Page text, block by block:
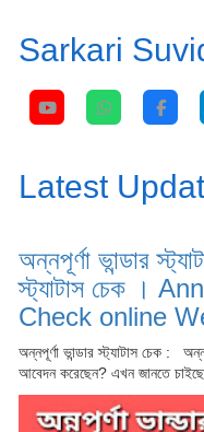
Sarkari
Latest
অন্নপূর্ণা ভান্ডার
স্ট্যাটাস চেক ।
Check online
অন্নপূর্ণা ভান্ডার স্ট্যাটাস চেক :
আবেদন করেছেন? এখন জানতে